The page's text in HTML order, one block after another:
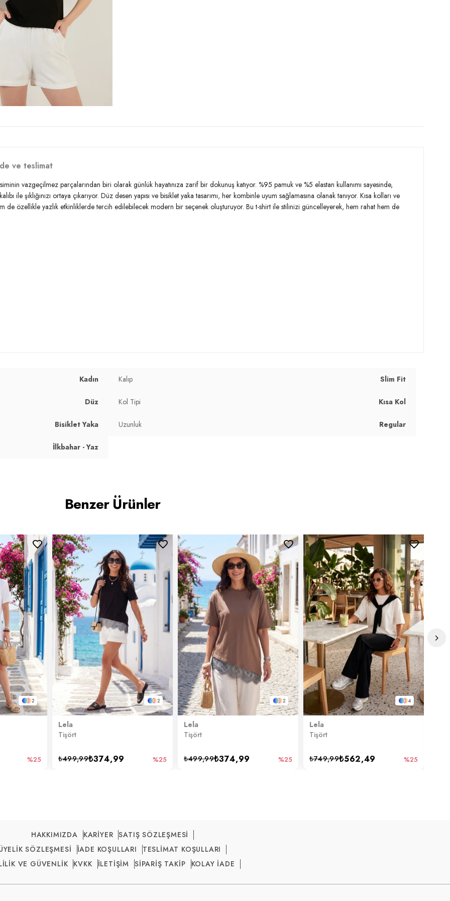
ve teslimat
vazgeçilmez parçalarından biri olarak günlük hayatınıza zarif bir dokunuş katıyor. %95 pamuk ve %5 elastan kullanımı sayesinde,
ile şıklığınızı ortaya çıkarıyor. Düz desen yapısı ve bisiklet yaka tasarımı, her kombinle uyum sağlamasına olanak tanıyor. Kısa kolları ve
de özellikle yazlık etkinliklerde tercih edilebilecek modern bir seçenek oluşturuyor. Bu t-shirt ile stilinizi güncelleyerek, hem rahat hem de
Kadın Kalıp Slim Fit
Düz Kol Tipi Kısa Kol
Bisiklet Yaka Uzunluk Regular
İlkbahar - Yaz
Benzer Ürünler
2
%25
2
Lela
Tişört
₺374,99
₺499,99 %25
2
Lela
Tişört
₺374,99
₺499,99 %25
4
Lela
Tişört
₺562,49
₺749,99 %25
HAKKIMIZDA KARİYER SATIŞ SÖZLEŞMESİ
SÖZLEŞMESİ
İADE KOŞULLARI
TESLİMAT KOŞULLARI
VE GÜVENLİK KVKK İLETİŞİM SİPARİŞ TAKİP KOLAY İADE